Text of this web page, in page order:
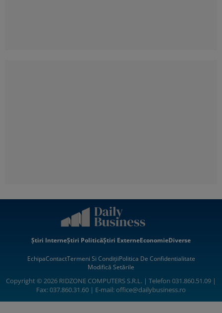
Știri InterneȘtiri PoliticăȘtiri ExterneEconomieDiverse
EchipaContactTermeni Si CondițiiPolitica De Confidentialitate
Modifică Setările
Copyright © 2026 RIDZONE COMPUTERS S.R.L. | Telefon 031.860.51.09 |
Fax: 037.860.31.60 | E-mail:office@dailybusiness.ro